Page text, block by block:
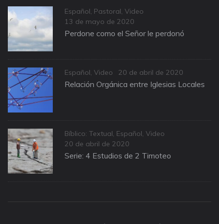
Categories
Español, Pastoral, Video
Posted
on
13 de mayo de 2020
Perdone como el Señor le perdonó
Categories
Español, Video
Posted
on
20 de abril de 2020
Relación Orgánica entre Iglesias Locales
Categories
Bíblico: Textual, Español, Video
Posted
on
20 de abril de 2020
Serie: 4 Estudios de 2 Timoteo